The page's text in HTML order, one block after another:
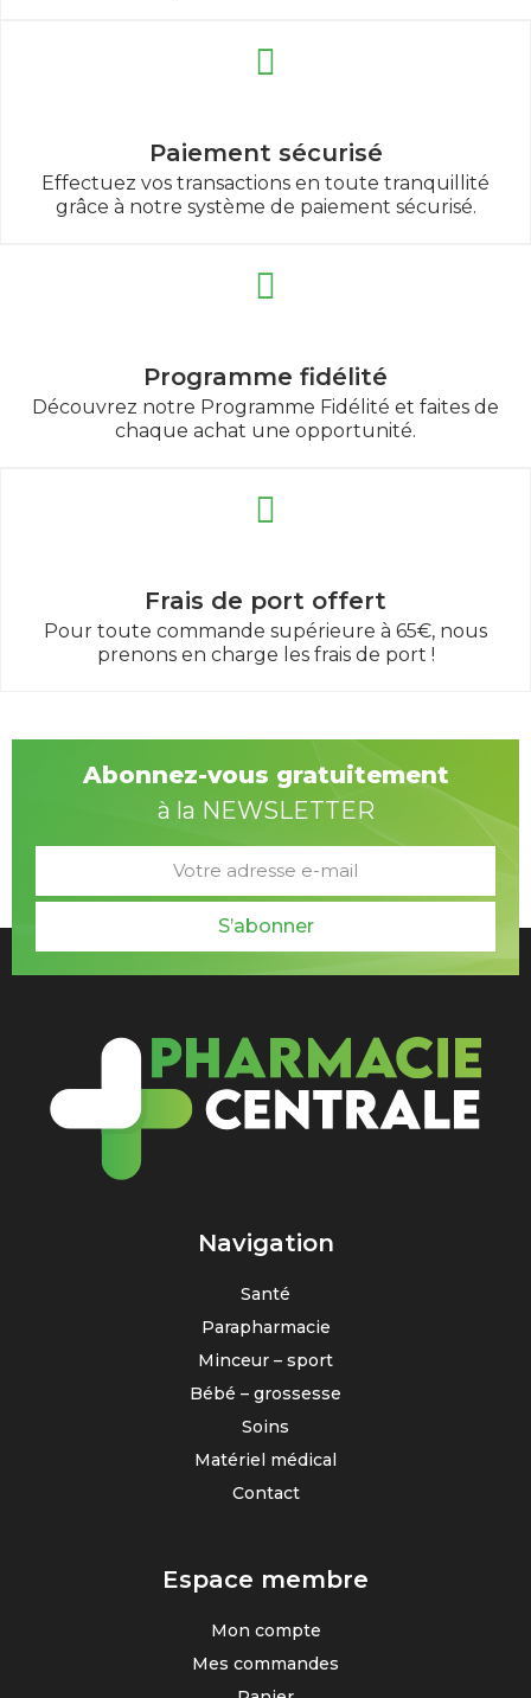
Paiement sécurisé
Effectuez vos transactions en toute tranquillité
grâce à notre système de paiement sécurisé.
Programme fidélité
Découvrez notre Programme Fidélité et faites de
chaque achat une opportunité.
Frais de port offert
Pour toute commande supérieure à 65€, nous
prenons en charge les frais de port !
Abonnez-vous gratuitement
à la NEWSLETTER
S’abonner
Navigation
Santé
Parapharmacie
Minceur – sport
Bébé – grossesse
Soins
Matériel médical
Contact
Espace membre
Mon compte
Mes commandes